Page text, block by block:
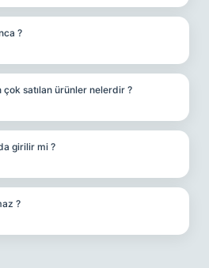
?
çok satılan ürünler nelerdir ?
girilir mi ?
?